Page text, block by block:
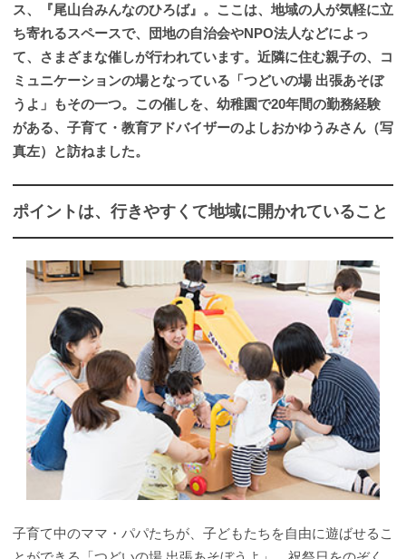
ス、『尾山台みんなのひろば』。ここは、地域の人が気軽に立
ち寄れるスペースで、団地の自治会やNPO法人などによっ
て、さまざまな催しが行われています。近隣に住む親子の、コ
ミュニケーションの場となっている「つどいの場 出張あそぼ
うよ」もその一つ。この催しを、幼稚園で20年間の勤務経験
がある、子育て・教育アドバイザーのよしおかゆうみさん（写
真左）と訪ねました。
ポイントは、行きやすくて地域に開かれていること
子育て中のママ・パパたちが、子どもたちを自由に遊ばせるこ